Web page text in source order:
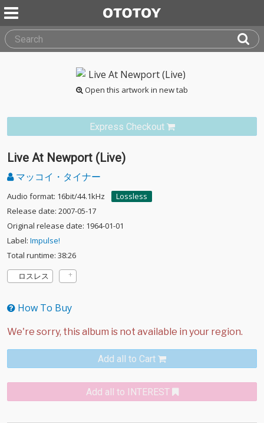
Open this artwork in new tab
Express Checkout
Live At Newport (Live)
マッコイ・タイナー
Audio format: 16bit/44.1kHz
Lossless
Release date: 2007-05-17
Original release date: 1964-01-01
Label: Impulse!
Total runtime: 38:26
ロスレス
How To Buy
Add all to Cart
Add all to INTEREST